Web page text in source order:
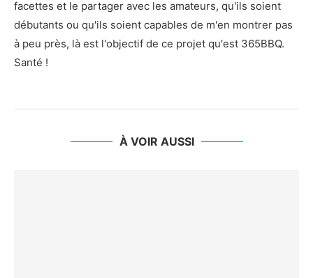
facettes et le partager avec les amateurs, qu'ils soient
débutants ou qu'ils soient capables de m'en montrer pas
à peu près, là est l'objectif de ce projet qu'est 365BBQ.
Santé !
À VOIR AUSSI